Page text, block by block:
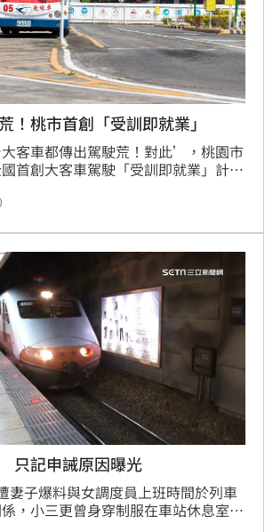
！桃市首創「受訓即就業」
客車都傳出駕駛荒！對此’，桃園市
首創大客車駕駛「受訓即就業」計
66人完成路考，29人已取得定期訓
宣布，再增開60個受訓名額！
只記申誡原因曝光
妻子爆料與女調度員上班時間於列車
，小三更曾身穿制服在車站休息室內